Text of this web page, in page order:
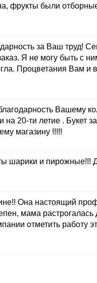
фрукты были
за Ваш труд!
Я не могу быть с
Процветания Вам и
Вашему
на 20-ти летие . Букет
магазину !!!!!
шарики и пирожные!!!
Она настоящий
мама
отметить работу